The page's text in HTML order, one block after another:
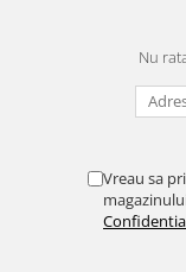
Nu
Vreau sa